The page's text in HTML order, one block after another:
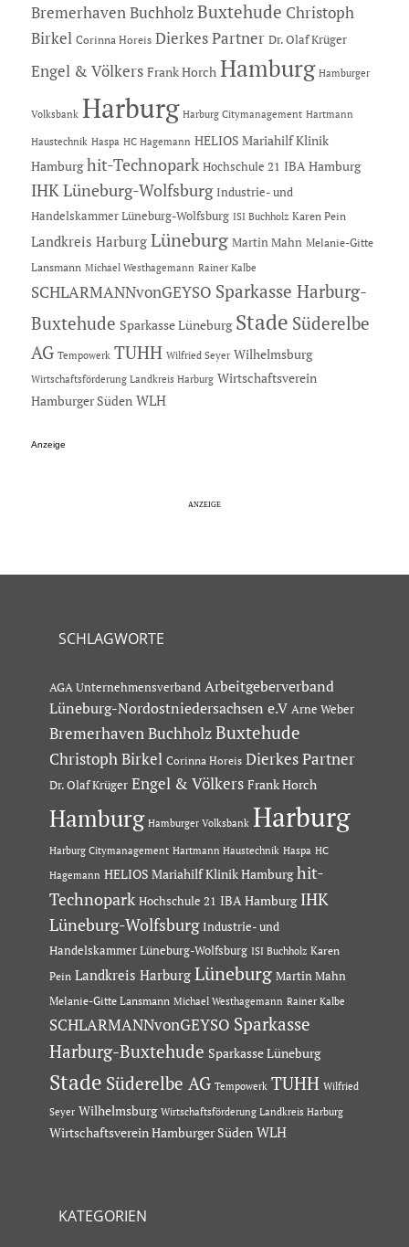
Bremerhaven Buchholz Buxtehude Christoph
Birkel Corinna Horeis Dierkes Partner Dr. Olaf Krüger
Engel & Völkers Frank Horch Hamburg Hamburger
Volksbank Harburg Harburg Citymanagement Hartmann
Haustechnik Haspa HC Hagemann HELIOS Mariahilf Klinik
Hamburg hit-Technopark Hochschule 21 IBA Hamburg
IHK Lüneburg-Wolfsburg Industrie- und
Handelskammer Lüneburg-Wolfsburg ISI Buchholz Karen Pein
Landkreis Harburg Lüneburg Martin Mahn Melanie-Gitte
Lansmann Michael Westhagemann Rainer Kalbe
SCHLARMANNvonGEYSO Sparkasse Harburg-
Buxtehude Sparkasse Lüneburg Stade Süderelbe
AG Tempowerk TUHH Wilfried Seyer Wilhelmsburg
Wirtschaftsförderung Landkreis Harburg Wirtschaftsverein
Hamburger Süden WLH
Anzeige
SCHLAGWORTE
AGA Unternehmensverband Arbeitgeberverband
Lüneburg-Nordostniedersachsen e.V Arne Weber
Bremerhaven Buchholz Buxtehude
Christoph Birkel Corinna Horeis Dierkes Partner
Dr. Olaf Krüger Engel & Völkers Frank Horch
Hamburg Hamburger Volksbank Harburg
Harburg Citymanagement Hartmann Haustechnik Haspa HC
Hagemann HELIOS Mariahilf Klinik Hamburg hit-
Technopark Hochschule 21 IBA Hamburg IHK
Lüneburg-Wolfsburg Industrie- und
Handelskammer Lüneburg-Wolfsburg ISI Buchholz Karen
Pein Landkreis Harburg Lüneburg Martin Mahn
Melanie-Gitte Lansmann Michael Westhagemann Rainer Kalbe
SCHLARMANNvonGEYSO Sparkasse
Harburg-Buxtehude Sparkasse Lüneburg
Stade Süderelbe AG Tempowerk TUHH Wilfried
Seyer Wilhelmsburg Wirtschaftsförderung Landkreis Harburg
Wirtschaftsverein Hamburger Süden WLH
KATEGORIEN